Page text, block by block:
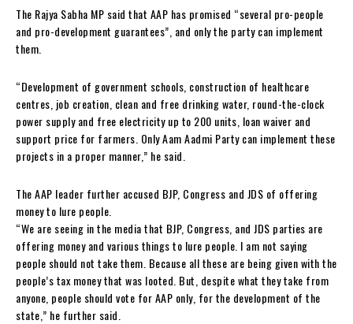
The Rajya Sabha MP said that AAP has promised “several pro-people
and pro-development guarantees”, and only the party can implement
them.
“Development of government schools, construction of healthcare
centres, job creation, clean and free drinking water, round-the-clock
power supply and free electricity up to 200 units, loan waiver and
support price for farmers. Only Aam Aadmi Party can implement these
projects in a proper manner,” he said.
The AAP leader further accused BJP, Congress and JDS of offering
money to lure people.
“We are seeing in the media that BJP, Congress, and JDS parties are
offering money and various things to lure people. I am not saying
people should not take them. Because all these are being given with the
people’s tax money that was looted. But, despite what they take from
anyone, people should vote for AAP only, for the development of the
state,” he further said.